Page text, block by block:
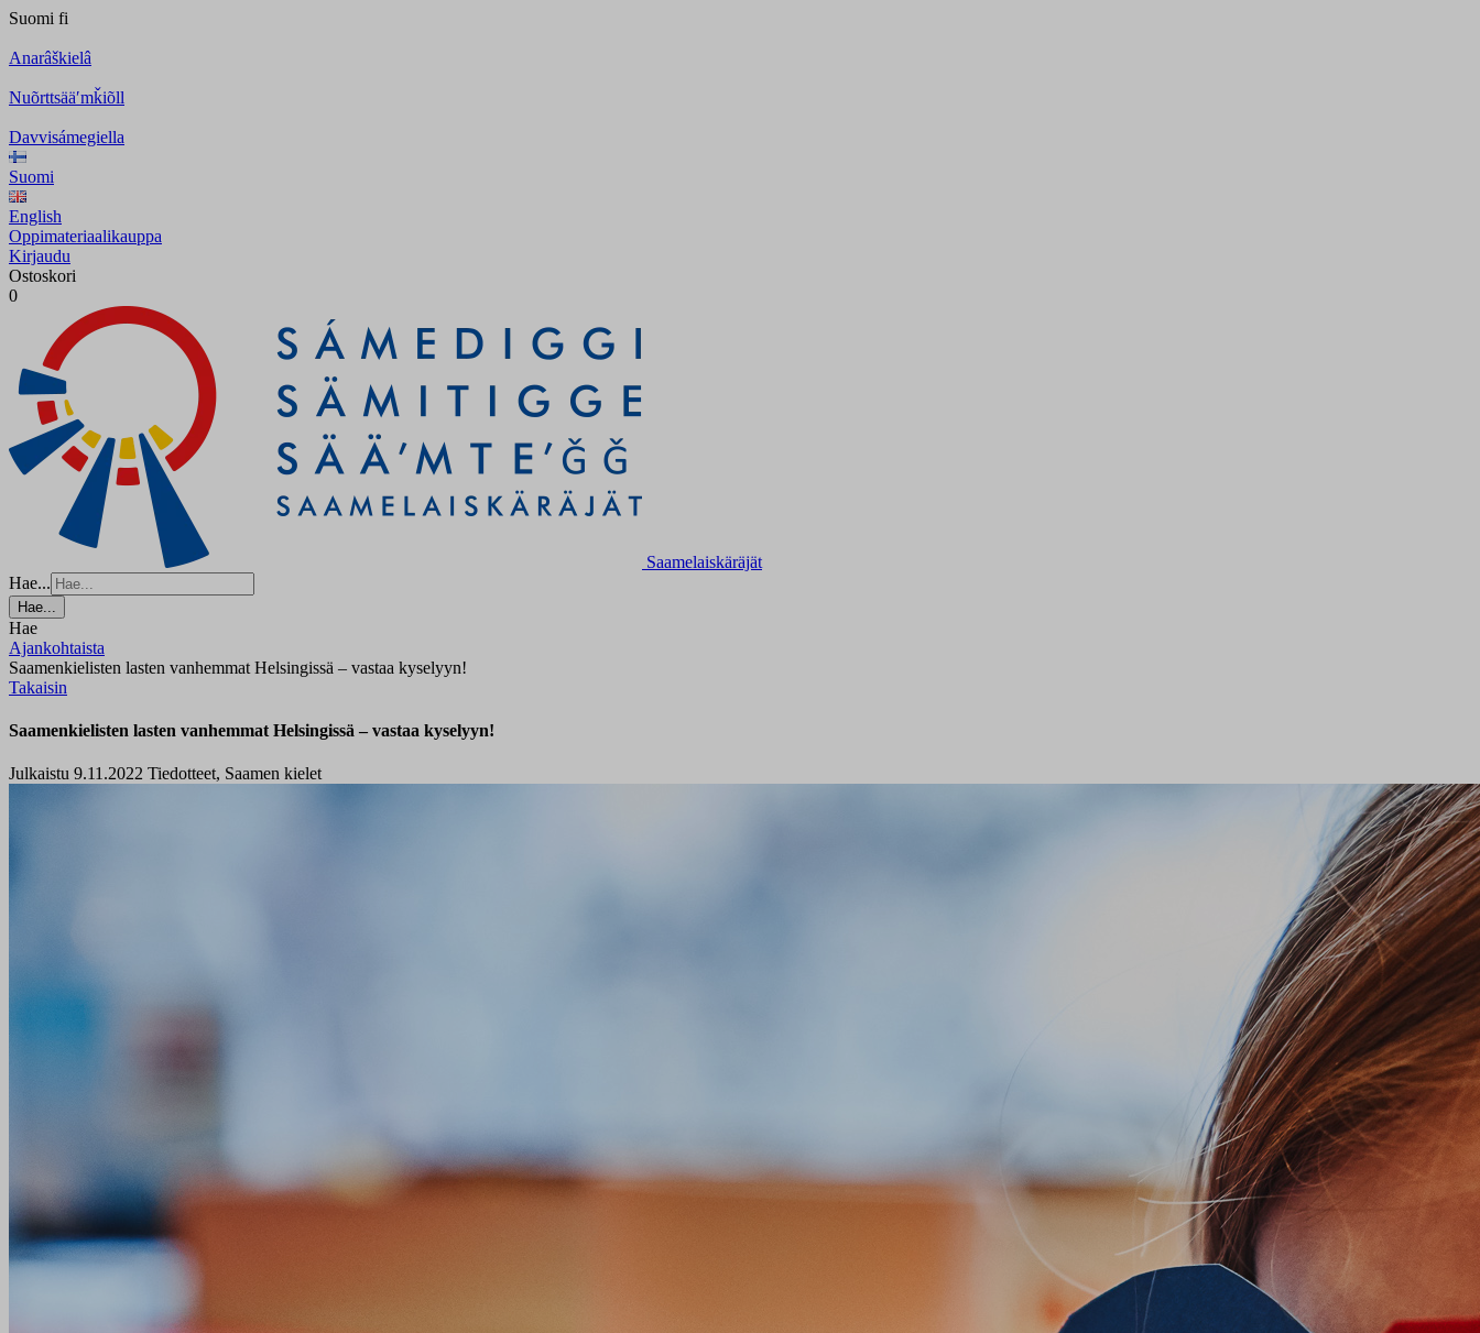
Suomi fi
Anarâškielâ
Nuõrttsääʹmǩiõll
Davvisámegiella
Suomi
English
Oppimateriaalikauppa
Kirjaudu
Ostoskori
0
Saamelaiskäräjät
Hae...
Hae...
Hae
Ajankohtaista
Saamenkielisten lasten vanhemmat Helsingissä – vastaa kyselyyn!
Takaisin
Saamenkielisten lasten vanhemmat Helsingissä – vastaa kyselyyn!
Julkaistu 9.11.2022 Tiedotteet, Saamen kielet